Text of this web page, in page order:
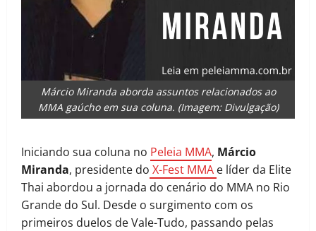
Márcio Miranda aborda assuntos relacionados ao
MMA gaúcho em sua coluna. (Imagem: Divulgação)
Iniciando sua coluna no Peleia MMA, Márcio
Miranda, presidente do X-Fest MMA e líder da Elite
Thai abordou a jornada do cenário do MMA no Rio
Grande do Sul. Desde o surgimento com os
primeiros duelos de Vale-Tudo, passando pelas